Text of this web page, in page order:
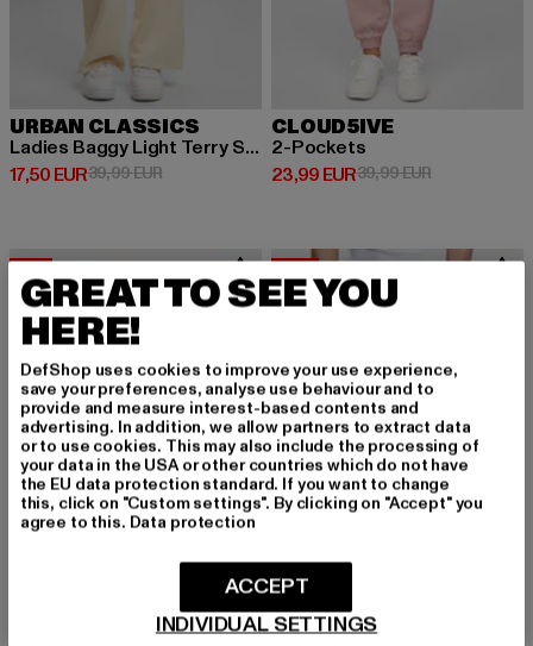
URBAN CLASSICS
Ladies Baggy Light Terry Sweat Pants
17,50 EUR
Derzeitiger Preis: 17,50 EUR
39,99 EURAktionspreis: 39,99 EUR
CLOUD5IVE
2-Pockets
23,99 EUR
Derzeitiger Preis: 23,99 EUR
39,99 EURAktionspreis:
-17% -60%
MISTER TEE
GREAT TO SEE YOU
HERE!
DefShop uses cookies to improve your use experience,
save your preferences, analyse use behaviour and to
provide and measure interest-based contents and
advertising. In addition, we allow partners to extract data
or to use cookies. This may also include the processing of
your data in the USA or other countries which do not have
the EU data protection standard. If you want to change
this, click on "Custom settings". By clicking on "Accept" you
agree to this. Data protection
INDIVIDUAL SETTINGS
ACCEPT